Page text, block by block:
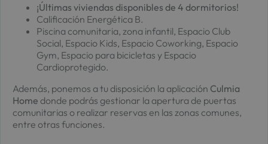
¡Últimas viviendas disponibles de 4 dormitorios!
Calificación Energética B.
Piscina comunitaria, zona infantil, Espacio Club
Social, Espacio Kids, Espacio Coworking, Espacio
Gym, Espacio para bicicletas y Espacio
Cardioprotegido.
Además, ponemos a tu disposición la aplicación Culmia
Home donde podrás gestionar la apertura de puertas
comunitarias o realizar reservas en las zonas comunes,
entre otras funciones.